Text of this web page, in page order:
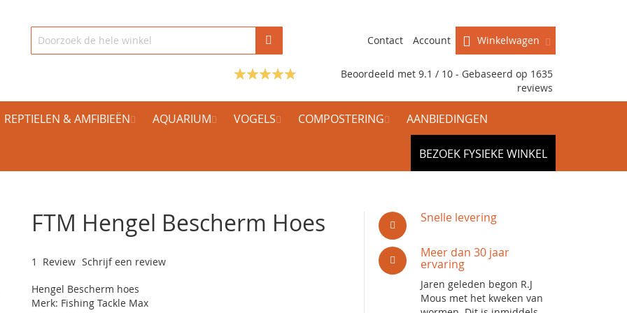
Winkelwagen
Contact Account
Beoordeeld met 9.1 / 10 - Gebaseerd op 1635
reviews
REPTIELEN & AMFIBIEËN AQUARIUM VOGELS COMPOSTERING AANBIEDINGEN
BEZOEK FYSIEKE WINKEL
FTM Hengel Bescherm Hoes
1 Review Schrijf een review
Hengel Bescherm hoes
Merk: Fishing Tackle Max
Snelle levering
Meer dan 30 jaar
ervaring
Jaren geleden begon R.J
Mous met het kweken van